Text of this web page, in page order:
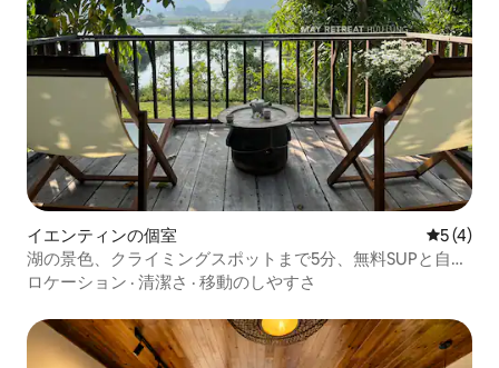
イエンティンの個室 レビュー
5 (4)
湖の景色、クライミングスポットまで5分、無料SUPと自転
車
ロケーション · 清潔さ · 移動のしやすさ